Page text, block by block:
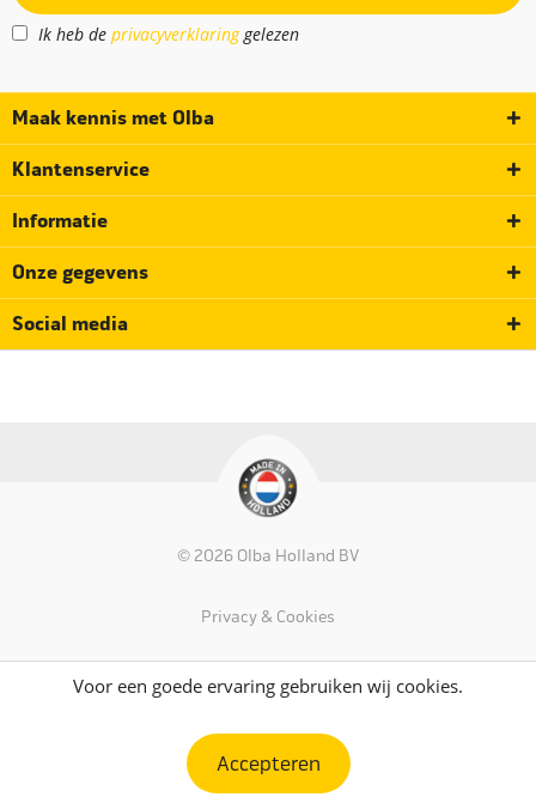
Ik heb de privacyverklaringgelezen
Maak kennis met Olba
Klantenservice
Informatie
Onze gegevens
Social media
© 2026 Olba Holland BV
Privacy & Cookies
Voor een goede ervaring gebruiken wij cookies.
Accepteren